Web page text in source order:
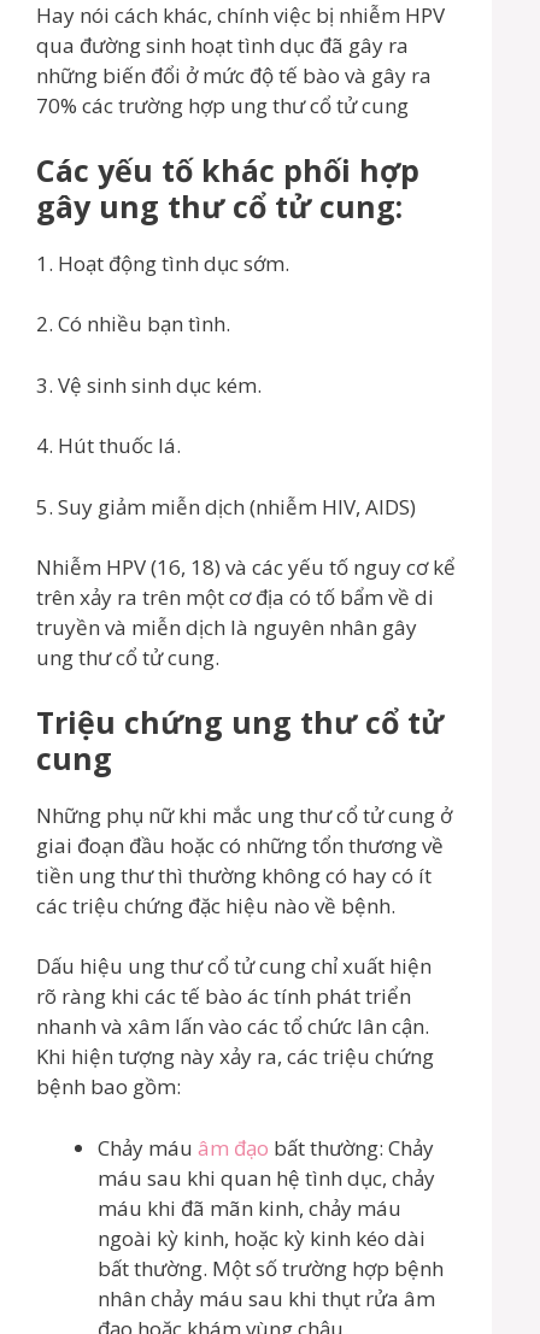
Hay nói cách khác, chính việc bị nhiễm HPV
qua đường sinh hoạt tình dục đã gây ra
những biến đổi ở mức độ tế bào và gây ra
70% các trường hợp ung thư cổ tử cung
Các yếu tố khác phối hợp
gây ung thư cổ tử cung:
1. Hoạt động tình dục sớm.
2. Có nhiều bạn tình.
3. Vệ sinh sinh dục kém.
4. Hút thuốc lá.
5. Suy giảm miễn dịch (nhiễm HIV, AIDS)
Nhiễm HPV (16, 18) và các yếu tố nguy cơ kể
trên xảy ra trên một cơ địa có tố bẩm về di
truyền và miễn dịch là nguyên nhân gây
ung thư cổ tử cung.
Triệu chứng ung thư cổ tử
cung
Những phụ nữ khi mắc ung thư cổ tử cung ở
giai đoạn đầu hoặc có những tổn thương về
tiền ung thư thì thường không có hay có ít
các triệu chứng đặc hiệu nào về bệnh.
Dấu hiệu ung thư cổ tử cung chỉ xuất hiện
rõ ràng khi các tế bào ác tính phát triển
nhanh và xâm lấn vào các tổ chức lân cận.
Khi hiện tượng này xảy ra, các triệu chứng
bệnh bao gồm:
Chảy máu âm đạo bất thường: Chảy
máu sau khi quan hệ tình dục, chảy
máu khi đã mãn kinh, chảy máu
ngoài kỳ kinh, hoặc kỳ kinh kéo dài
bất thường. Một số trường hợp bệnh
nhân chảy máu sau khi thụt rửa âm
đạo hoặc khám vùng chậu.